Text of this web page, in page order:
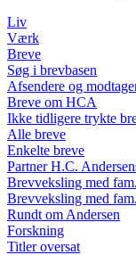
Liv
Værk
Breve
Søg i brevbasen
Afsendere og
Breve om HCA
Ikke tidligere trykte
Alle breve
Enkelte breve
Partner H.C.
Brevveksling med
Brevveksling med
Rundt om Andersen
Forskning
Titler oversat